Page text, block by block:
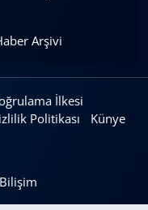
Arşivi
İlkesi
Politikası
Künye